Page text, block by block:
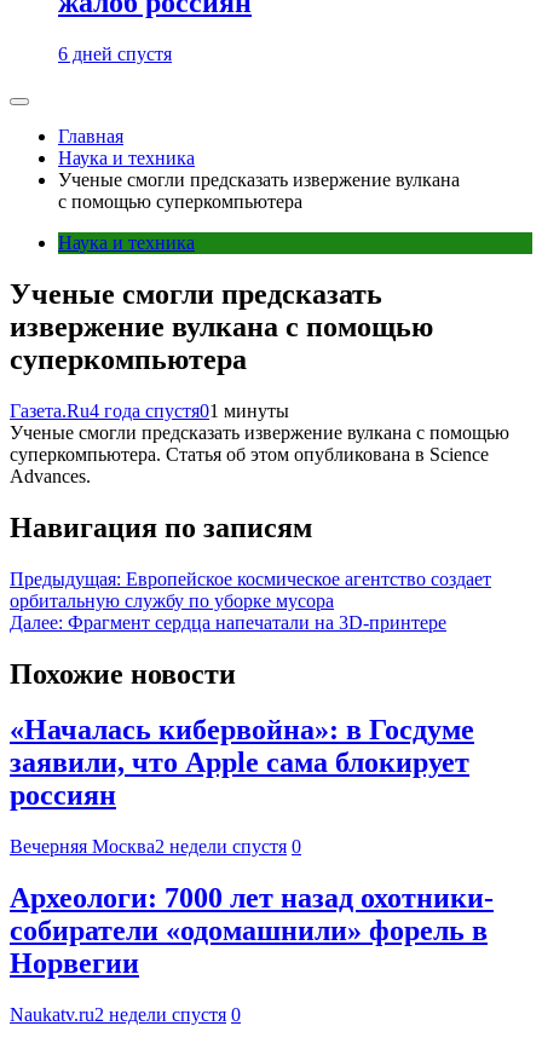
6 дней спустя
Главная
Наука и техника
Ученые смогли предсказать извержение вулкана
с помощью суперкомпьютера
Наука и техника
Ученые смогли предсказать
извержение вулкана с помощью
суперкомпьютера
Газета.Ru4 года спустя01 минуты
Ученые смогли предсказать извержение вулкана с помощью
суперкомпьютера. Статья об этом опубликована в Science
Advances.
Навигация по записям
Предыдущая: Европейское космическое агентство создает
орбитальную службу по уборке мусора
Далее: Фрагмент сердца напечатали на 3D-принтере
Похожие новости
«Началась кибервойна»: в Госдуме
заявили, что Apple сама блокирует
россиян
Вечерняя Москва2 недели спустя 0
Археологи: 7000 лет назад охотники-
собиратели «одомашнили» форель в
Норвегии
Naukatv.ru2 недели спустя 0